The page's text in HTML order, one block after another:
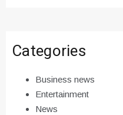
Categories
Business news
Entertainment
News